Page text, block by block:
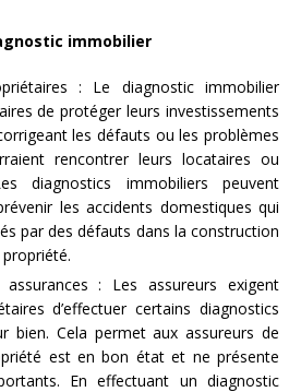
immobilier
: Le diagnostic immobilier
de protéger leurs investissements
les défauts ou les problèmes
rencontrer leurs locataires ou
diagnostics immobiliers peuvent
les accidents domestiques qui
par des défauts dans la construction
: Les assureurs exigent
d’effectuer certains diagnostics
bien. Cela permet aux assureurs de
est en bon état et ne présente
En effectuant un diagnostic